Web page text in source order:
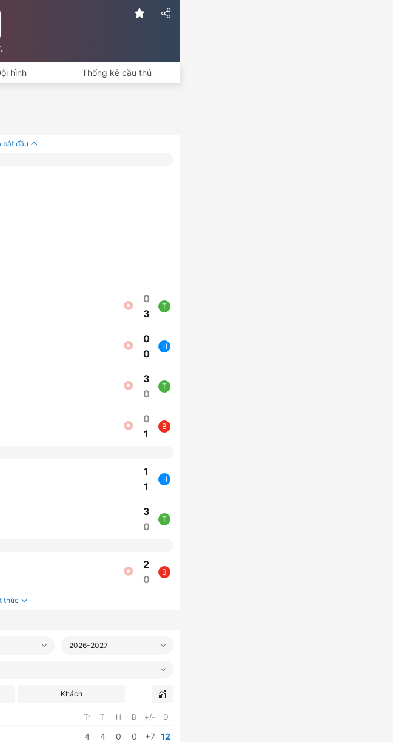
hình Thống kê cầu thủ
bắt đầu
0
3
T
0
0
H
3
0
T
0
1
B
1
1
H
3
0
T
2
0
B
thúc
2026-2027
Khách
Tr T H B +/- Đ
4 4 0 0 +7 12